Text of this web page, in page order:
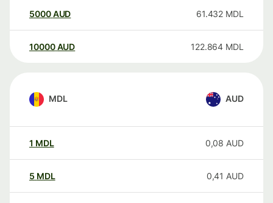
5000AUD 61.432 MDL
10000 AUD 122.864 MDL
MDL AUD
1 MDL 0,08 AUD
5 MDL 0,41 AUD